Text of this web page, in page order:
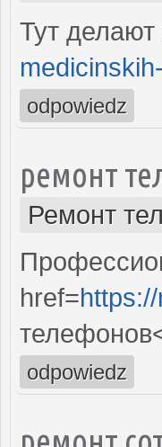
Тут
odpowiedz
ремонт
Ремонт
href=
odpowiedz